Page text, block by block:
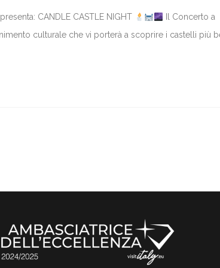
presenta: CANDLE CASTLE NIGHT
Il Concerto a
culturale che vi porterà a scoprire i castelli più